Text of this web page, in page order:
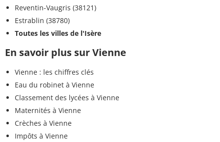
Reventin-Vaugris (38121)
Estrablin (38780)
Toutes les villes de l'Isère
En savoir plus sur Vienne
Vienne : les chiffres clés
Eau du robinet à Vienne
Classement des lycées à Vienne
Maternités à Vienne
Crèches à Vienne
Impôts à Vienne